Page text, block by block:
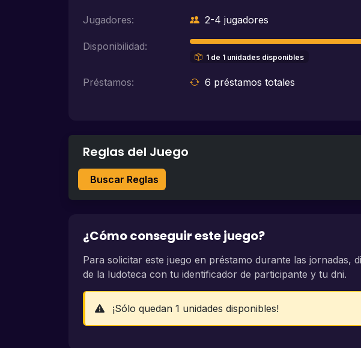
Jugadores: 2-4 jugadores
Disponibilidad:
1 de 1 unidades disponibles
Préstamos: 6 préstamos totales
Reglas del Juego
Buscar Reglas
¿Cómo conseguir este juego?
Para solicitar este juego en préstamo durante las jornadas,
de la ludoteca con tu identificador de participante y tu dni.
¡Sólo quedan 1 unidades disponibles!